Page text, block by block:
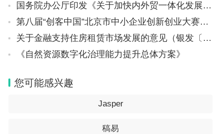
国务院办公厅印发《关于加快内外贸一体化发展的若干措施》的通知
第八届“创客中国”北京市中小企业创新创业大赛暨“创客北京2023”创新创业大赛参赛项目征集通知
关于金融支持住房租赁市场发展的意见（银发〔2024〕2号）
《自然资源数字化治理能力提升总体方案》
您可能感兴趣
Jasper
稿易